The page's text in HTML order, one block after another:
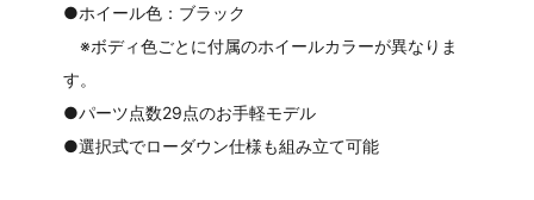
●ホイール色：ブラック
※ボディ色ごとに付属のホイールカラーが異なりま
す。
●パーツ点数29点のお手軽モデル
●選択式でローダウン仕様も組み立て可能